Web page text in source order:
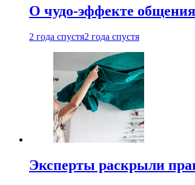
О чудо-эффекте
2 года спустя2 года спустя
Эксперты раскрыли